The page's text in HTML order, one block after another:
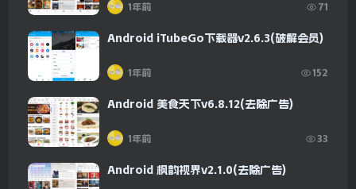
1年前 71
Android iTubeGo下载器v2.6.3(破解会员)
1年前 152
Android 美食天下v6.8.12(去除广告)
1年前 33
Android 枫韵视界v2.1.0(去除广告)